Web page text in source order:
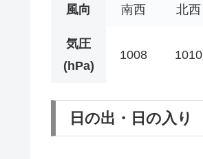
風向 南西 北西
気圧
(hPa)
1008 1010
日の出・日の入り